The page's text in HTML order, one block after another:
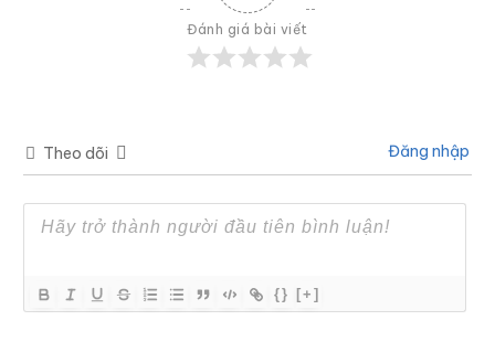
Đánh giá bài viết
Theo dõi Đăng nhập
{} [+]